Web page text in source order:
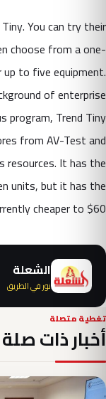
You can try their
choose from a one-
to five equipment.
of enterprise
program, Trend Tiny
from AV-Test and
It has the
units, but it has the
cheaper to $60.
الشعلة
نور في الطريق
تغطية متصلة
أخبار ذات صلة